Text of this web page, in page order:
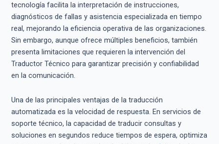
tecnología facilita la interpretación de instrucciones,
diagnósticos de fallas y asistencia especializada en tiempo
real, mejorando la eficiencia operativa de las organizaciones.
Sin embargo, aunque ofrece múltiples beneficios, también
presenta limitaciones que requieren la intervención del
Traductor Técnico para garantizar precisión y confiabilidad
en la comunicación.
Una de las principales ventajas de la traducción
automatizada es la velocidad de respuesta. En servicios de
soporte técnico, la capacidad de traducir consultas y
soluciones en segundos reduce tiempos de espera, optimiza